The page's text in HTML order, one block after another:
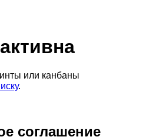
или канбаны
.
соглашение